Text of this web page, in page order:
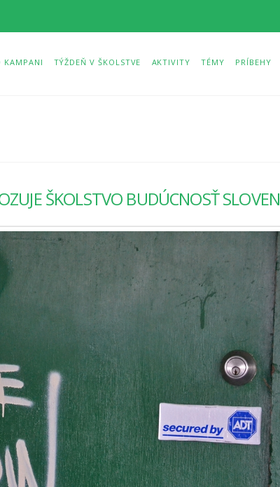
KAMPANI TÝŽDEŇ V ŠKOLSTVE AKTIVITY TÉMY PRÍBEHY
ŠKOLSTVO BUDÚCNOSŤ